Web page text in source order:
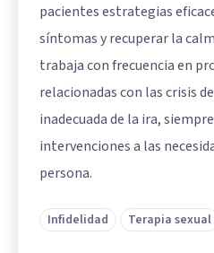
pacientes estrategias
síntomas y recuperar la
trabaja con frecuencia en
relacionadas con las crisis
inadecuada de la ira,
intervenciones a las
persona.
Infidelidad Terapia sexual